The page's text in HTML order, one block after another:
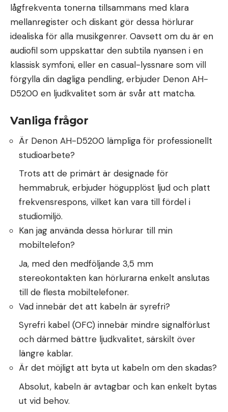
lågfrekventa tonerna tillsammans med klara
mellanregister och diskant gör dessa hörlurar
idealiska för alla musikgenrer. Oavsett om du är en
audiofil som uppskattar den subtila nyansen i en
klassisk symfoni, eller en casual-lyssnare som vill
förgylla din dagliga pendling, erbjuder Denon AH-
D5200 en ljudkvalitet som är svår att matcha.
Vanliga frågor
Är Denon AH-D5200 lämpliga för professionellt
studioarbete?
Trots att de primärt är designade för
hemmabruk, erbjuder högupplöst ljud och platt
frekvensrespons, vilket kan vara till fördel i
studiomiljö.
Kan jag använda dessa hörlurar till min
mobiltelefon?
Ja, med den medföljande 3,5 mm
stereokontakten kan hörlurarna enkelt anslutas
till de flesta mobiltelefoner.
Vad innebär det att kabeln är syrefri?
Syrefri kabel (OFC) innebär mindre signalförlust
och därmed bättre ljudkvalitet, särskilt över
längre kablar.
Är det möjligt att byta ut kabeln om den skadas?
Absolut, kabeln är avtagbar och kan enkelt bytas
ut vid behov.